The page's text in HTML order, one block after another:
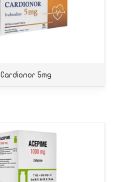
Cardionor 5mg